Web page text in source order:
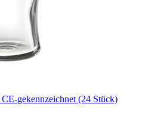
gekennzeichnet (24 Stück)